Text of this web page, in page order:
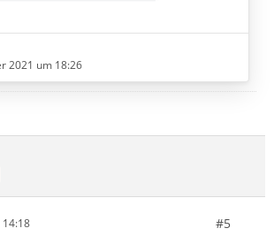
2021 um 18:26
14:18 #5